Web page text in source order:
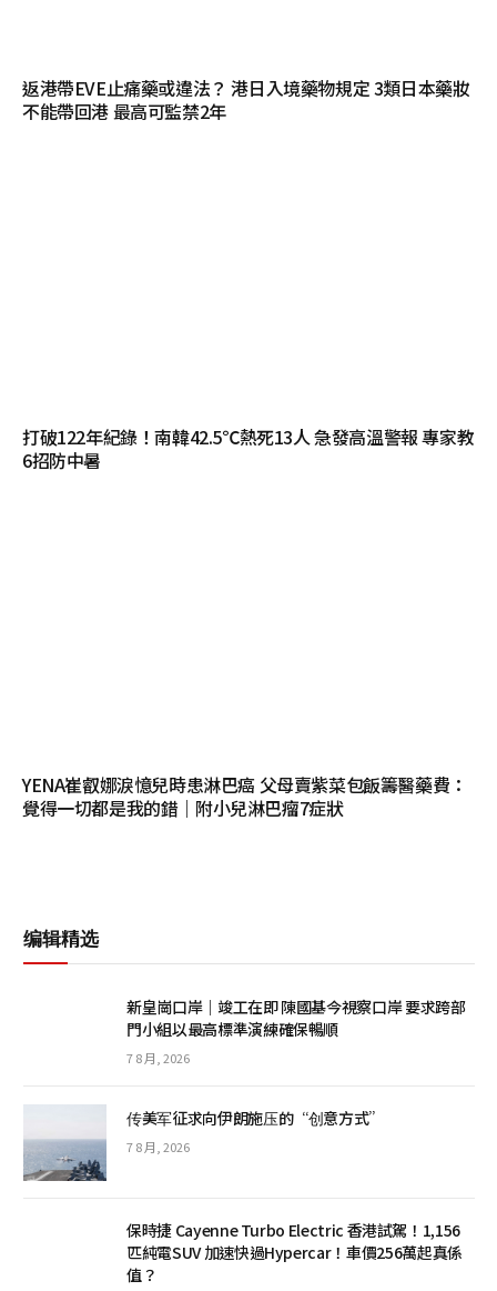
返港帶EVE止痛藥或違法？ 港日入境藥物規定 3類日本藥妝
不能帶回港 最高可監禁2年
打破122年紀錄！南韓42.5℃熱死13人 急發高溫警報 專家教
6招防中暑
YENA崔叡娜淚憶兒時患淋巴癌 父母賣紫菜包飯籌醫藥費：
覺得一切都是我的錯｜附小兒淋巴瘤7症狀
编辑精选
新皇崗口岸｜竣工在即 陳國基今視察口岸 要求跨部
門小組以最高標準演練確保暢順
7 8 月, 2026
传美军征求向伊朗施压的“创意方式”
7 8 月, 2026
保時捷 Cayenne Turbo Electric 香港試駕！1,156
匹純電SUV 加速快過Hypercar！車價256萬起真係
值？